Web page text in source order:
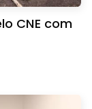
com